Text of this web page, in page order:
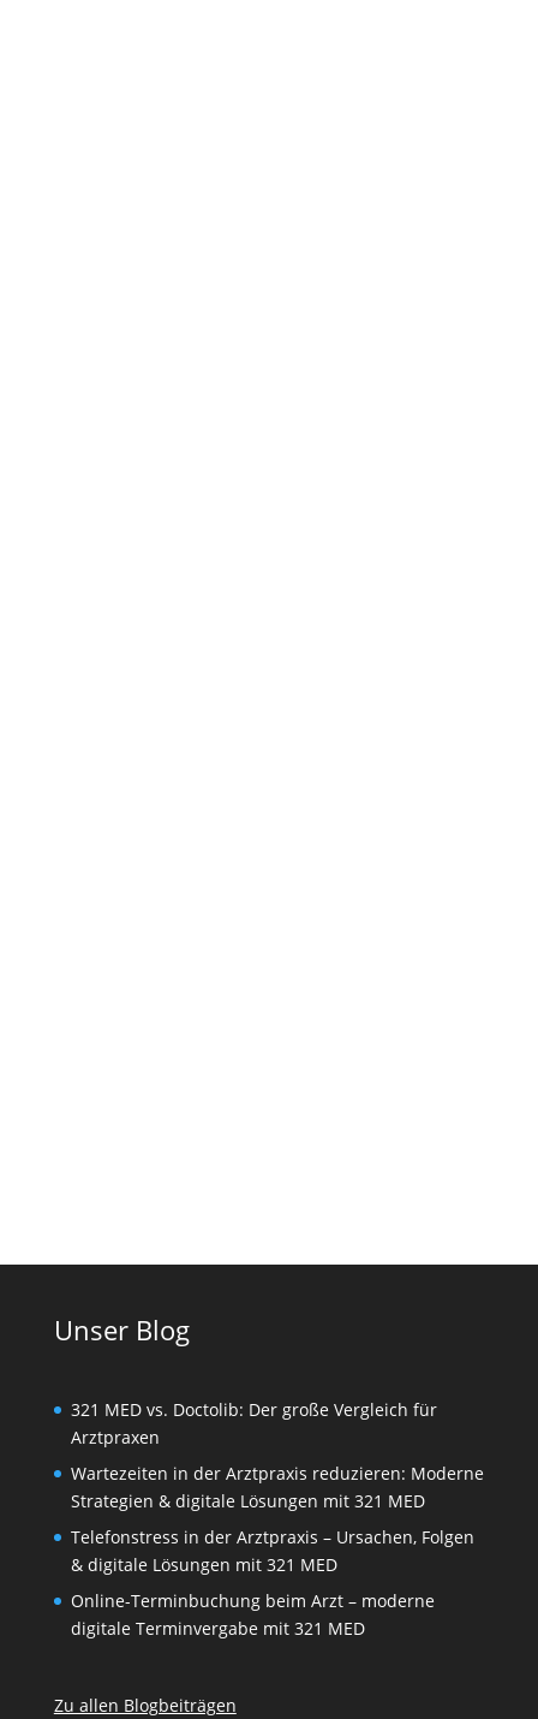
Unser Blog
321 MED vs. Doctolib: Der große Vergleich für
Arztpraxen
Wartezeiten in der Arztpraxis reduzieren: Moderne
Strategien & digitale Lösungen mit 321 MED
Telefonstress in der Arztpraxis – Ursachen, Folgen
& digitale Lösungen mit 321 MED
Online-Terminbuchung beim Arzt – moderne
digitale Terminvergabe mit 321 MED
Zu allen Blogbeiträgen